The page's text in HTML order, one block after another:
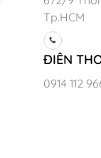
Tp.HCM
ĐIÊN
0914 112